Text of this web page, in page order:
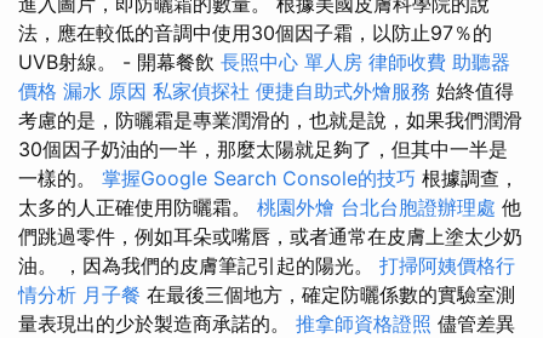
法，應在較低的音調中使用30個因子霜，以防止97％的
UVB射線。 - 開幕餐飲 長照中心 單人房 律師收費 助聽器
價格 漏水 原因 私家偵探社 便捷自助式外燴服務 始終值得
考慮的是，防曬霜是專業潤滑的，也就是說，如果我們潤滑
30個因子奶油的一半，那麼太陽就足夠了，但其中一半是
一樣的。 掌握Google Search Console的技巧 根據調查，
太多的人正確使用防曬霜。 桃園外燴 台北台胞證辦理處 他
們跳過零件，例如耳朵或嘴唇，或者通常在皮膚上塗太少奶
油。 ，因為我們的皮膚筆記引起的陽光。 打掃阿姨價格行
情分析 月子餐 在最後三個地方，確定防曬係數的實驗室測
量表現出的少於製造商承諾的。 推拿師資格證照 儘管差異